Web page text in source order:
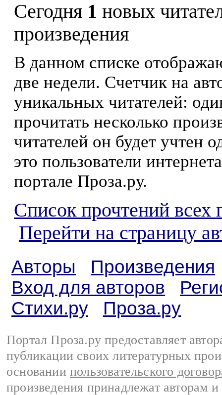
Сегодня 1 новых
произведения
В данном списке
две недели. Счетчик на
уникальных читателей:
прочитать несколько
читателей он будет учтен
это пользователи
портале Проза.ру.
Список прочтений всех
Перейти на страницу
Авторы
Произведения
Вход для авторов
Стихи.ру
Проза.ру
Портал Проза.ру предоставляет
публикации своих литературных
основании пользовательского
произведения принадлежат авторам